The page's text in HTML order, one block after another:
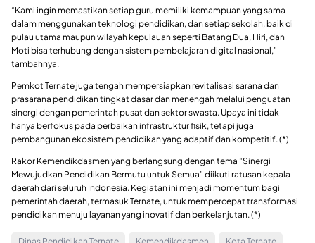
“Kami ingin memastikan setiap guru memiliki kemampuan yang sama
dalam menggunakan teknologi pendidikan, dan setiap sekolah, baik di
pulau utama maupun wilayah kepulauan seperti Batang Dua, Hiri, dan
Moti bisa terhubung dengan sistem pembelajaran digital nasional,”
tambahnya.
Pemkot Ternate juga tengah mempersiapkan revitalisasi sarana dan
prasarana pendidikan tingkat dasar dan menengah melalui penguatan
sinergi dengan pemerintah pusat dan sektor swasta. Upaya ini tidak
hanya berfokus pada perbaikan infrastruktur fisik, tetapi juga
pembangunan ekosistem pendidikan yang adaptif dan kompetitif. (*)
Rakor Kemendikdasmen yang berlangsung dengan tema “Sinergi
Mewujudkan Pendidikan Bermutu untuk Semua” diikuti ratusan kepala
daerah dari seluruh Indonesia. Kegiatan ini menjadi momentum bagi
pemerintah daerah, termasuk Ternate, untuk mempercepat transformasi
pendidikan menuju layanan yang inovatif dan berkelanjutan. (*)